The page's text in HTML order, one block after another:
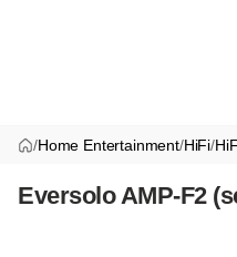
/Home Entertainment/HiFi/
Eversolo AMP-F2